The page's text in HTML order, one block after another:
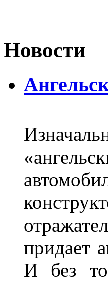
Новости
придает
И без